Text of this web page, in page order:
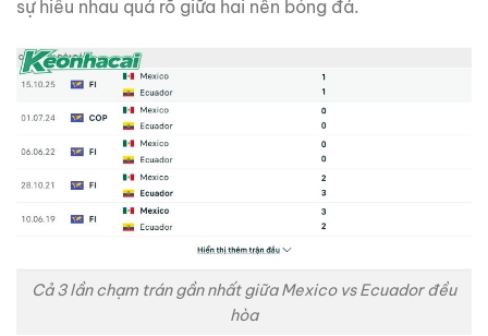
sự hiểu nhau quá rõ giữa hai nền bóng đá.
Cả 3 lần chạm trán gần nhất giữa Mexico vs Ecuador đều
hòa